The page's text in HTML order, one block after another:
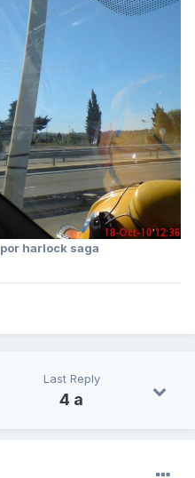
por harlock saga
Last Reply
4 a